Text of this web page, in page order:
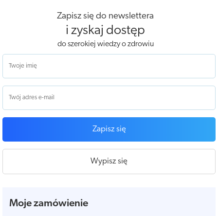
Zapisz się do newslettera
i zyskaj dostęp
do szerokiej wiedzy o zdrowiu
Zapisz się
Wypisz się
Moje zamówienie